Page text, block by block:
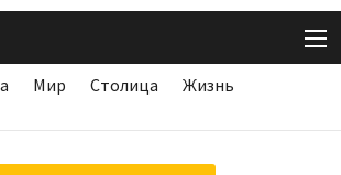
Мир Столица
Жизнь